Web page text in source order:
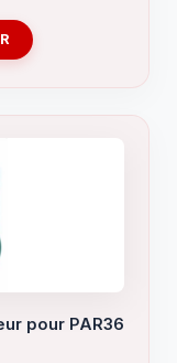
pour PAR36